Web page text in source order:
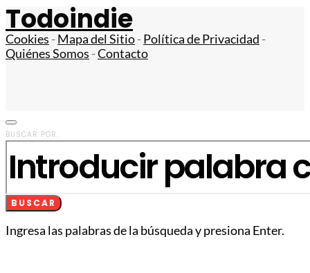
Todoindie
Cookies -Mapa del Sitio-Política de Privacidad -
Quiénes Somos -Contacto
BUSCAR POR:
BUSCAR
Ingresa las palabras de la búsqueda y presiona Enter.